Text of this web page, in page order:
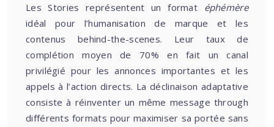
Les Stories représentent un format éphémère
idéal pour l’humanisation de marque et les
contenus behind-the-scenes. Leur taux de
complétion moyen de 70% en fait un canal
privilégié pour les annonces importantes et les
appels à l’action directs. La déclinaison adaptative
consiste à réinventer un même message through
différents formats pour maximiser sa portée sans